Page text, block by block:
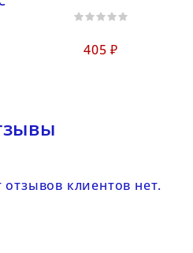
405 ₽
клиентов нет.